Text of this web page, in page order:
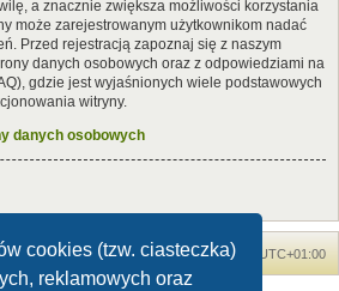
cookies (tzw. ciasteczka)
reklamowych oraz
a znacznie zwiększa możliwości korzystania
może zarejestrowanym użytkownikom nadać
Przed rejestracją zapoznaj się z naszym
danych osobowych oraz z odpowiedziami na
gdzie jest wyjaśnionych wiele podstawowych
witryny.
danych osobowych
główna Strefa czasowa UTC+01:00